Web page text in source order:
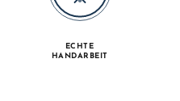
ECHTE
HANDARBEIT